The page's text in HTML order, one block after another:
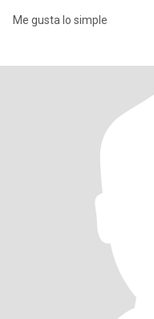
Me gusta lo simple